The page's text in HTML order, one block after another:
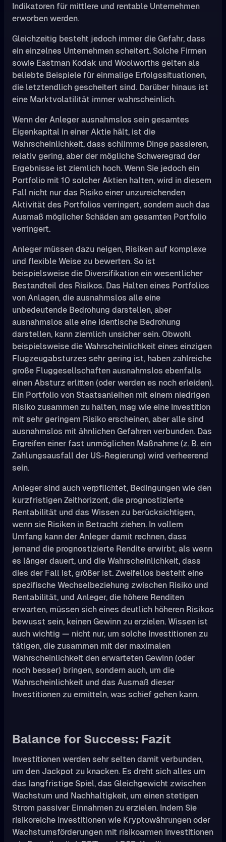
Indikatoren für mittlere und rentable Unternehmen
erworben werden.
Gleichzeitig besteht jedoch immer die Gefahr, dass
ein einzelnes Unternehmen scheitert. Solche Firmen
sowie Eastman Kodak und Woolworths gelten als
beliebte Beispiele für einmalige Erfolgssituationen,
die letztendlich gescheitert sind. Darüber hinaus ist
eine Marktvolatilität immer wahrscheinlich.
Wenn der Anleger ausnahmslos sein gesamtes
Eigenkapital in einer Aktie hält, ist die
Wahrscheinlichkeit, dass schlimme Dinge passieren,
relativ gering, aber der mögliche Schweregrad der
Ergebnisse ist ziemlich hoch. Wenn Sie jedoch ein
Portfolio mit 10 solcher Aktien halten, wird in diesem
Fall nicht nur das Risiko einer unzureichenden
Aktivität des Portfolios verringert, sondern auch das
Ausmaß möglicher Schäden am gesamten Portfolio
verringert.
Anleger müssen dazu neigen, Risiken auf komplexe
und flexible Weise zu bewerten. So ist
beispielsweise die Diversifikation ein wesentlicher
Bestandteil des Risikos. Das Halten eines Portfolios
von Anlagen, die ausnahmslos alle eine
unbedeutende Bedrohung darstellen, aber
ausnahmslos alle eine identische Bedrohung
darstellen, kann ziemlich unsicher sein. Obwohl
beispielsweise die Wahrscheinlichkeit eines einzigen
Flugzeugabsturzes sehr gering ist, haben zahlreiche
große Fluggesellschaften ausnahmslos ebenfalls
einen Absturz erlitten (oder werden es noch erleiden).
Ein Portfolio von Staatsanleihen mit einem niedrigen
Risiko zusammen zu halten, mag wie eine Investition
mit sehr geringem Risiko erscheinen, aber alle sind
ausnahmslos mit ähnlichen Gefahren verbunden. Das
Ergreifen einer fast unmöglichen Maßnahme (z. B. ein
Zahlungsausfall der US-Regierung) wird verheerend
sein.
Anleger sind auch verpflichtet, Bedingungen wie den
kurzfristigen Zeithorizont, die prognostizierte
Rentabilität und das Wissen zu berücksichtigen,
wenn sie Risiken in Betracht ziehen. In vollem
Umfang kann der Anleger damit rechnen, dass
jemand die prognostizierte Rendite erwirbt, als wenn
es länger dauert, und die Wahrscheinlichkeit, dass
dies der Fall ist, größer ist. Zweifellos besteht eine
spezifische Wechselbeziehung zwischen Risiko und
Rentabilität, und Anleger, die höhere Renditen
erwarten, müssen sich eines deutlich höheren Risikos
bewusst sein, keinen Gewinn zu erzielen. Wissen ist
auch wichtig — nicht nur, um solche Investitionen zu
tätigen, die zusammen mit der maximalen
Wahrscheinlichkeit den erwarteten Gewinn (oder
noch besser) bringen, sondern auch, um die
Wahrscheinlichkeit und das Ausmaß dieser
Investitionen zu ermitteln, was schief gehen kann.
Balance for Success: Fazit
Investitionen werden sehr selten damit verbunden,
um den Jackpot zu knacken. Es dreht sich alles um
das langfristige Spiel, das Gleichgewicht zwischen
Wachstum und Nachhaltigkeit, um einen stetigen
Strom passiver Einnahmen zu erzielen. Indem Sie
risikoreiche Investitionen wie Kryptowährungen oder
Wachstumsförderungen mit risikoarmen Investitionen